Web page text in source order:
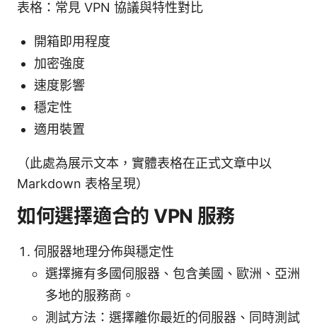
表格：常見 VPN 協議與特性對比
開箱即用程度
加密強度
速度影響
穩定性
適用裝置
（此處為展示文本，實體表格在正式文章中以
Markdown 表格呈現）
如何選擇適合的 VPN 服務
伺服器地理分佈與穩定性
選擇擁有多國伺服器、包含美國、歐洲、亞洲
多地的服務商。
測試方法：選擇離你最近的伺服器、同時測試